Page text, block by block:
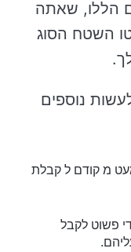
הללו, שאתה
השטח הסוג
נוספים
מ קודם ל קבלת
פשוט לקבל